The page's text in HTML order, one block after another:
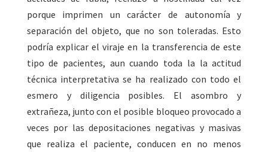
porque imprimen un carácter de autonomía y
separación del objeto, que no son toleradas. Esto
podría explicar el viraje en la transferencia de este
tipo de pacientes, aun cuando toda la la actitud
técnica interpretativa se ha realizado con todo el
esmero y diligencia posibles. El asombro y
extrañeza, junto con el posible bloqueo provocado a
veces por las depositaciones negativas y masivas
que realiza el paciente, conducen en no menos